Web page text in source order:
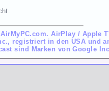
AirPlay / Apple
registriert in den USA und
sind Marken von Google